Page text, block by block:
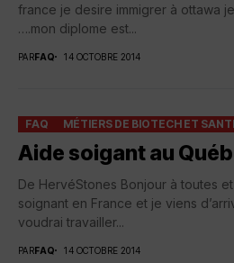
france je desire immigrer à ottawa
….mon diplome est...
PARFAQ 14 OCTOBRE 2014
FAQ MÉTIERS DE BIOTECH ET
Aide soigant au
De HervéStones Bonjour à toutes
soignant en France et je viens
voudrai travailler...
PARFAQ 14 OCTOBRE 2014